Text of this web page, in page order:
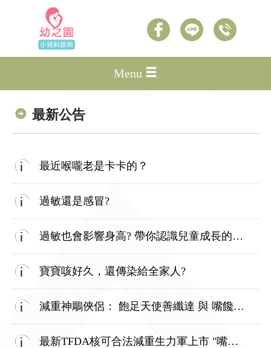
Menu
最新公告
最近喉嚨老是卡卡的？
過敏還是感冒?
過敏也會影響身高? 帶你認識兒童成長的關鍵因素!!
寶寶咳好久，還傳染給全家人?
減重神鵰俠侶： 飽足天使善纖達 與 嘴饞剋星康纖芙
最新TFDA核可合法減重生力軍上市 "嘴饞剋星"Contrave康纖芙